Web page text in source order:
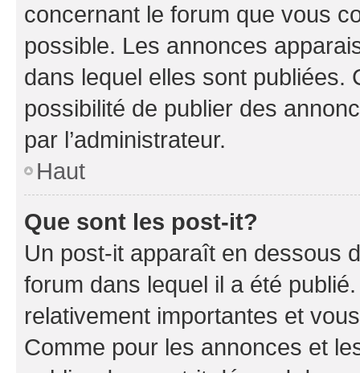
concernant le forum que vous
possible. Les annonces
dans lequel elles sont publiées.
possibilité de publier des
par l’administrateur.
Haut
Que sont les post-it?
Un post-it apparaît en dessous
forum dans lequel il a été
relativement importantes et
Comme pour les annonces et